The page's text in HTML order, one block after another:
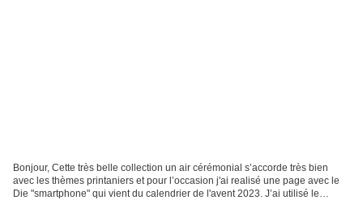
Bonjour, Cette très belle collection un air cérémonial s’accorde très bien
avec les thèmes printaniers et pour l’occasion j'ai realisé une page avec le
Die "smartphone" qui vient du calendrier de l'avent 2023. J’ai utilisé le